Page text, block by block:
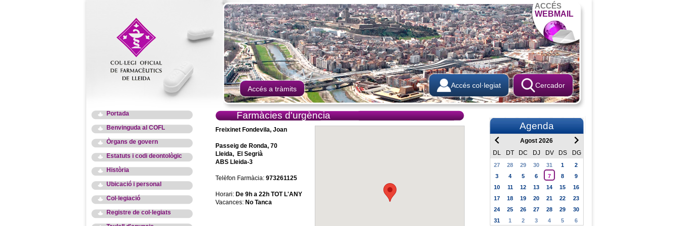
ACCÉS
WEBMAIL
Accés a tràmits Cercador
Accés col·legiat
Portada
Benvinguda al COFL
Òrgans de govern
Estatuts i codi deontològic
Història
Ubicació i personal
Col·legiació
Registre de col·legiats
Farmàcies d'urgència
Freixinet Fondevila, Joan
Passeig de Ronda, 70
Lleida, El Segrià
ABS Lleida-3
Telèfon Farmàcia: 973261125
Horari: De 9h a 22h TOT L'ANY
Vacances: No Tanca
Agenda
Agost 2026
DL
DT DC DJ DV DS DG
27 28 29 30 31 1
2
3
4 5 6 7 8
9
10
11 12 13 14 15
16
17
18 19 20 21 22
23
24
25 26 27 28 29
30
31
1 2 3 4 5 6